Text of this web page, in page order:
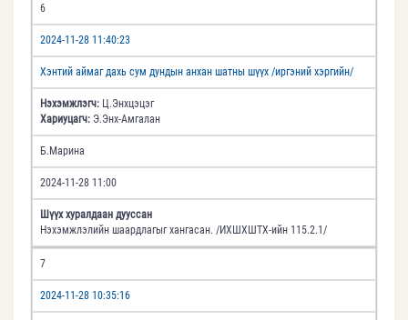
6
2024-11-28 11:40:23
Хэнтий аймаг дахь сум дундын анхан шатны шүүх /иргэний хэргийн/
Нэхэмжлэгч: Ц.Энхцэцэг
Хариуцагч: Э.Энх-Амгалан
Б.Марина
2024-11-28 11:00
Шүүх хуралдаан дууссан
Нэхэмжлэлийн шаардлагыг хангасан. /ИХШХШТХ-ийн 115.2.1/
7
2024-11-28 10:35:16